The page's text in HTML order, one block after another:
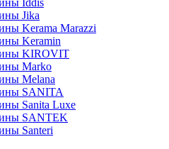
Iddis
Jika
Kerama Marazzi
Keramin
KIROVIT
Marko
Melana
SANITA
Sanita Luxe
SANTEK
Santeri